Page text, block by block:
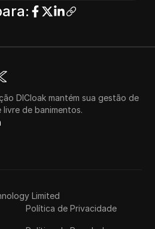
:
DICloak mantém sua gestão de
de banimentos.
Limited
Política de Privacidade